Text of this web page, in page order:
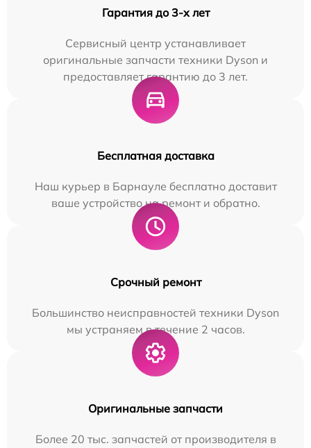
Гарантия до 3-х лет
Сервисный центр устанавливает
оригинальные запчасти техники Dyson и
предоставляет гарантию до 3 лет.
Бесплатная доставка
Наш курьер в Барнауле бесплатно доставит
ваше устройство на ремонт и обратно.
Срочный ремонт
Большинство неисправностей техники Dyson
мы устраняем в течение 2 часов.
Оригинальные запчасти
Более 20 тыс. запчастей от производителя в